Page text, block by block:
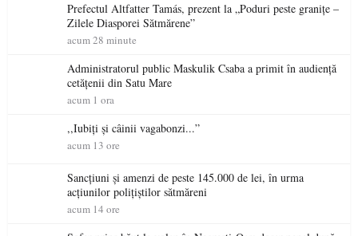
Prefectul Altfatter Tamás, prezent la „Poduri peste granițe –
Zilele Diasporei Sătmărene”
acum 28 minute
Administratorul public Maskulik Csaba a primit în audiență
cetățenii din Satu Mare
acum 1 ora
,,Iubiți și câinii vagabonzi...”
acum 13 ore
Sancțiuni și amenzi de peste 145.000 de lei, în urma
acțiunilor polițiștilor sătmăreni
acum 14 ore